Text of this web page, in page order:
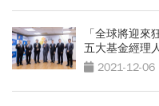
「全球將迎來
五大基金經理
2021-12-06